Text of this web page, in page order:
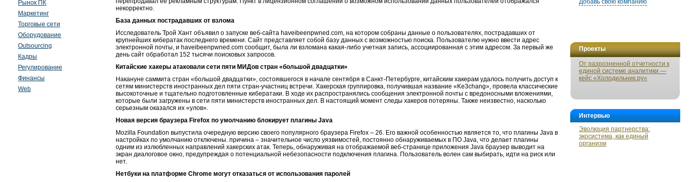
Рынок ПК
Маркетинг
Торговые сети
Оборудование
Outsourcing
Кадры
Регулирование
Финансы
Web
Добавь свою компанию
Проекты
От разрозненной отчетности к
единой системе аналитики —
кейс «Холодильник.ру»
Интервью
Эволюция партнерства:
экосистема, как единый
организм
некорректно.
База данных пострадавших от взлома
Исследователь Трой Хант объявил о запуске веб-сайта haveibeenpwned.com, на котором собраны данные о пользователях, пострадавших от
крупнейших кибератак последнего времени. Сайт представляет собой базу данных с возможностью поиска. Пользователю нужно ввести адрес
электронной почты, и haveibeenpwned.com сообщит, была ли взломана какая-либо учетная запись, ассоциированная с этим адресом. За первый же
день сайт обработал 152 тысячи поисковых запросов.
Китайские хакеры атаковали сети пяти МИДов стран «большой двадцатки»
Накануне саммита стран «большой двадцатки», состоявшегося в начале сентября в Санкт-Петербурге, китайским хакерам удалось получить доступ к
сетям министерств иностранных дел пяти стран-участниц встречи. Хакерская группировка, получившая название «Ke3chang», провела классические
высокоточные и тщательно подготовленные кибератаки. В ходе их распространялись сообщения электронной почты с вредоносными вложениями,
которые были загружены в сети пяти министерств иностранных дел. В настоящий момент следы хакеров потеряны. Также неизвестно, насколько
серьезным оказался их «улов».
Новая версия браузера Firefox по умолчанию блокирует плагины Java
Mozilla Foundation выпустила очередную версию своего популярного браузера Firefox – 26. Его важной особенностью является то, что плагины Java в
настройках по умолчанию отключены. причина – значительное число уязвимостей, постоянно обнаруживаемых в ПО Java, что делает плагины
одним из излюбленных направлений хакерских атак. Теперь, обнаруживая на отображаемой веб-странице приложения Java браузер выводит на
экран диалоговое окно, предупреждая о потенциальной небезопасности подключения плагина. Пользователь волен сам выбирать, идти на риск или
нет.
Нетбуки на платформе Chrome могут отказаться от использования паролей